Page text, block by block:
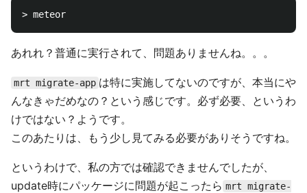
あれれ？普通に実行されて、問題ありませんね。。。
mrt migrate-app は特に実施してないのですが、本当にや
んなきゃだめなの？という感じです。必ず必要、というわ
けではない？ようです。
このあたりは、もう少し見てみる必要がありそうですね。
というわけで、私の方では確認できませんでしたが、
update時にパッケージに問題が起こったら mrt migrate-